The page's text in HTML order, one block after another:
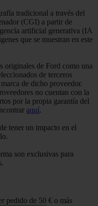
tradicional a través del
(CGI) a partir de
artificial generativa (IA
que se muestran en este
originales de Ford como una
de terceros
de dicho proveedor.
no cuentan con la
por la propia garantía del
aquí.
tener un impacto en el
son exclusivas para
pedido de 50 € o más